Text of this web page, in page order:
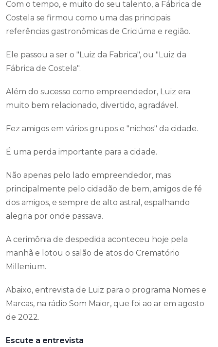
Com o tempo, e muito do seu talento, a Fábrica de
Costela se firmou como uma das principais
referências gastronômicas de Criciúma e região.
Ele passou a ser o "Luiz da Fabrica", ou "Luiz da
Fábrica de Costela".
Além do sucesso como empreendedor, Luiz era
muito bem relacionado, divertido, agradável.
Fez amigos em vários grupos e "nichos" da cidade.
É uma perda importante para a cidade.
Não apenas pelo lado empreendedor, mas
principalmente pelo cidadão de bem, amigos de fé
dos amigos, e sempre de alto astral, espalhando
alegria por onde passava.
A cerimônia de despedida aconteceu hoje pela
manhã e lotou o salão de atos do Crematório
Millenium.
Abaixo, entrevista de Luiz para o programa Nomes e
Marcas, na rádio Som Maior, que foi ao ar em agosto
de 2022.
Escute a entrevista